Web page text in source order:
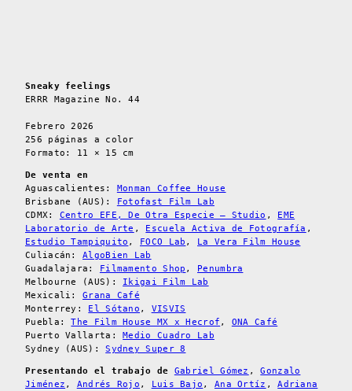
Sneaky feelings
ERRR Magazine No. 44
Febrero 2026
256 páginas a color
Formato: 11 × 15 cm
De venta en
Aguascalientes: Monman Coffee House
Brisbane (AUS):
Fotofast Film Lab
CDMX: Centro EFE , De Otra Especie – Studio ,
EME
Laboratorio de Arte , Escuela Activa de Fotografía ,
Estudio Tampiquito , FOCO Lab ,
La Vera Film House
Culiacán: AlgoBien Lab
Guadalajara:
Filmamento Shop ,
Penumbra
Melbourne (AUS): Ikigai Film Lab
Mexicali: Grana Café
Monterrey:
El Sótano , VISVIS
Puebla:The Film House MX x Hecrof , ONA Café
Puerto Vallarta: Medio Cuadro Lab
Sydney (AUS):Sydney Super 8
Presentando el trabajo de Gabriel Gómez ,Gonzalo
Jiménez , Andrés Rojo , Luis Bajo , Ana Ortíz ,Adriana